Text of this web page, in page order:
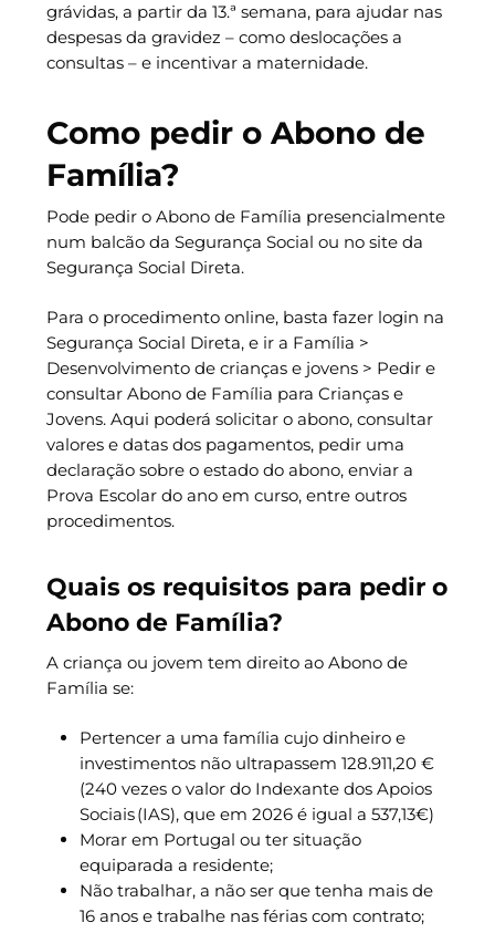
grávidas, a partir da 13.ª semana, para ajudar nas
despesas da gravidez – como deslocações a
consultas – e incentivar a maternidade.
Como pedir o Abono de
Família?
Pode pedir o Abono de Família presencialmente
num balcão da Segurança Social ou no site da
Segurança Social Direta.
Para o procedimento online, basta fazer login na
Segurança Social Direta, e ir a Família >
Desenvolvimento de crianças e jovens > Pedir e
consultar Abono de Família para Crianças e
Jovens. Aqui poderá solicitar o abono, consultar
valores e datas dos pagamentos, pedir uma
declaração sobre o estado do abono, enviar a
Prova Escolar do ano em curso, entre outros
procedimentos.
Quais os requisitos para pedir o
Abono de Família?
A criança ou jovem tem direito ao Abono de
Família se:
Pertencer a uma família cujo dinheiro e
investimentos não ultrapassem 128.911,20 €
(240 vezes o valor do Indexante dos Apoios
Sociais (IAS), que em 2026 é igual a 537,13€)
Morar em Portugal ou ter situação
equiparada a residente;
Não trabalhar, a não ser que tenha mais de
16 anos e trabalhe nas férias com contrato;